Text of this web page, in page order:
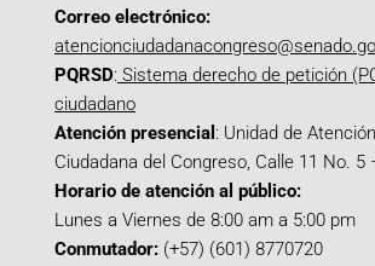
Correo electrónico:
PQRSD: Sistema derecho de petición
ciudadano
Atención presencial : Unidad de Atención
Ciudadana del Congreso, Calle 11 No. 5
Horario de atención al público:
Lunes a Viernes de 8:00 am a 5:00 pm
Conmutador: (+57) (601) 8770720